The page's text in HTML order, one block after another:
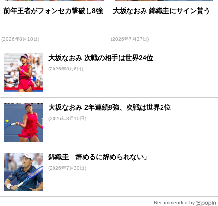
前年王者がフォンセカ撃破し8強
(2026年8月10日)
大坂なおみ 錦織圭にサイン貰う
(2026年7月27日)
大坂なおみ 次戦の相手は世界24位
(2026年8月6日)
大坂なおみ 2年連続8強、次戦は世界2位
(2026年8月10日)
錦織圭「辞めるに辞められない」
(2026年7月30日)
Recommended by